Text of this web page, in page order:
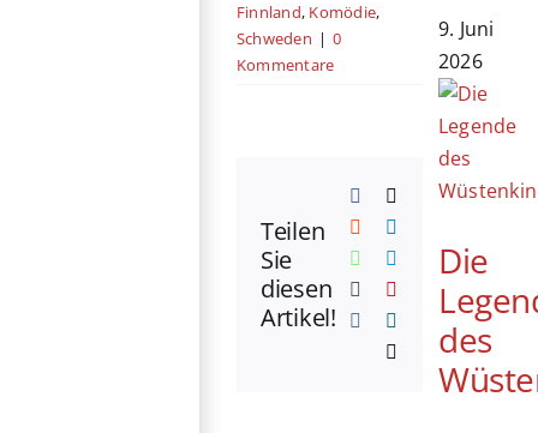
Finnland, Komödie,
Schweden | 0
Kommentare
Teilen
Sie
diesen
Artikel!
Facebook
Reddit
WhatsApp
Telegram
TumblrPinterest
9. Juni
2026
Die
des